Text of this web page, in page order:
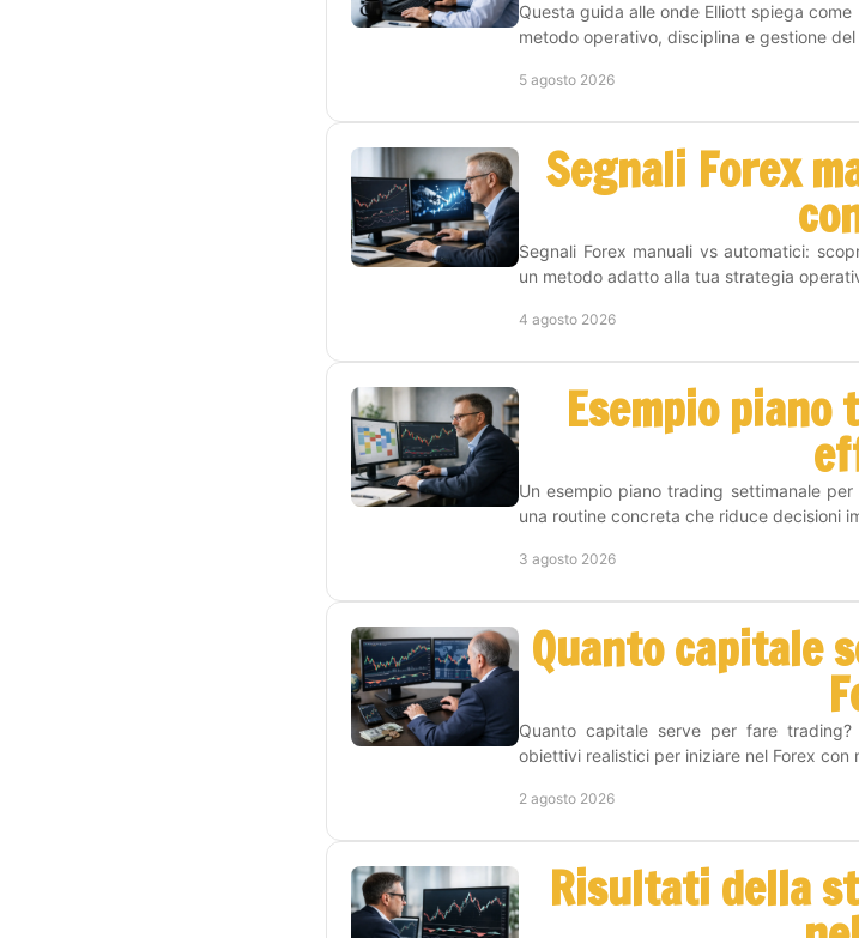
Questa guida alle onde Elliott spiega
metodo operativo, disciplina e gestione del
5 agosto 2026
Segnali Forex
Segnali Forex manuali vs automatici:
un metodo adatto alla tua strategia
4 agosto 2026
Esempio
Un esempio piano trading settimanale
una routine concreta che riduce decisioni
3 agosto 2026
Quanto capitale
Quanto capitale serve per fare
obiettivi realistici per iniziare nel Forex con
2 agosto 2026
Risultati della